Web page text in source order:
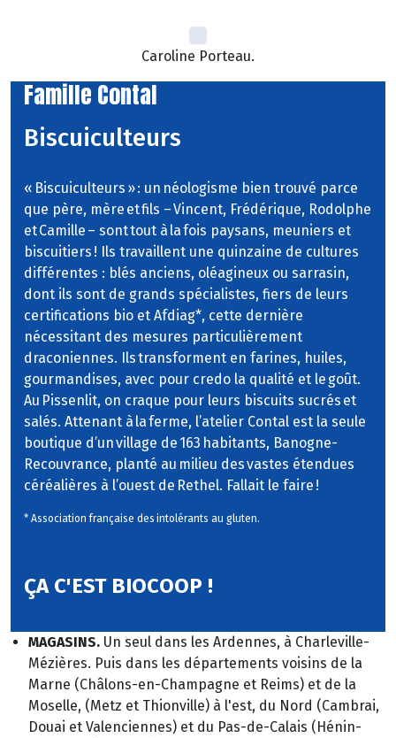
Caroline Porteau.
Famille Contal
Biscuiculteurs
« Biscuiculteurs » : un néologisme bien trouvé parce
que père, mère et fils – Vincent, Frédérique, Rodolphe
et Camille – sont tout à la fois paysans, meuniers et
biscuitiers ! Ils travaillent une quinzaine de cultures
différentes : blés anciens, oléagineux ou sarrasin,
dont ils sont de grands spécialistes, fiers de leurs
certifications bio et Afdiag*, cette dernière
nécessitant des mesures particulièrement
draconiennes. Ils transforment en farines, huiles,
gourmandises, avec pour credo la qualité et le goût.
Au Pissenlit, on craque pour leurs biscuits sucrés et
salés. Attenant à la ferme, l’atelier Contal est la seule
boutique d’un village de 163 habitants, Banogne-
Recouvrance, planté au milieu des vastes étendues
céréalières à l’ouest de Rethel. Fallait le faire !
* Association française des intolérants au gluten.
ÇA C'EST BIOCOOP !
MAGASINS. Un seul dans les Ardennes, à Charleville-
Mézières. Puis dans les départements voisins de la
Marne (Châlons-en-Champagne et Reims) et de la
Moselle, (Metz et Thionville) à l'est, du Nord (Cambrai,
Douai et Valenciennes) et du Pas-de-Calais (Hénin-